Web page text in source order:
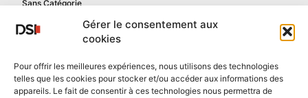
Gérer le consentement aux
cookies
Pour offrir les meilleures expériences, nous utilisons des technologies
telles que les cookies pour stocker et/ou accéder aux informations des
appareils. Le fait de consentir à ces technologies nous permettra de
Sans Catégorie
Mentions légales